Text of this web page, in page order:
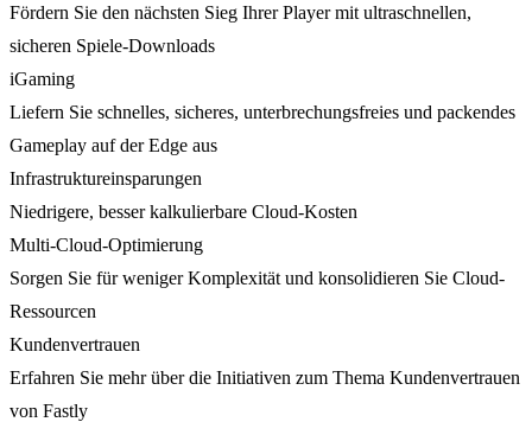
Fördern Sie den nächsten Sieg Ihrer Player mit ultraschnellen,
sicheren Spiele-Downloads
iGaming
Liefern Sie schnelles, sicheres, unterbrechungsfreies und packendes
Gameplay auf der Edge aus
Infrastruktureinsparungen
Niedrigere, besser kalkulierbare Cloud-Kosten
Multi-Cloud-Optimierung
Sorgen Sie für weniger Komplexität und konsolidieren Sie Cloud-
Ressourcen
Kundenvertrauen
Erfahren Sie mehr über die Initiativen zum Thema Kundenvertrauen
von Fastly